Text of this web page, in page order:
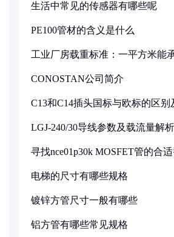
生活中常见的传感器有哪些呢
PE100管材的含义是什么
工业厂房载重标准：一平方米能
CONOSTAN公司简介
C13和C14插头国标与欧标的区别
LGJ-240/30导线参数及载流量解析
寻找nce01p30k MOSFET管的合
电梯的尺寸有哪些规格
镀锌方管尺寸一般有哪些
铝方管有哪些常见规格